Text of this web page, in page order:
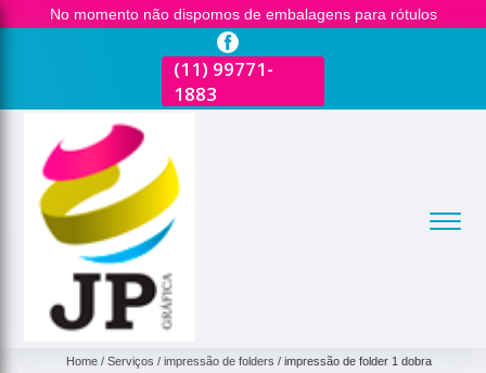
No momento não dispomos de embalagens para rótulos
(11) 99771-
1883
Home Serviços impressão de folders impressão de folder 1 dobra